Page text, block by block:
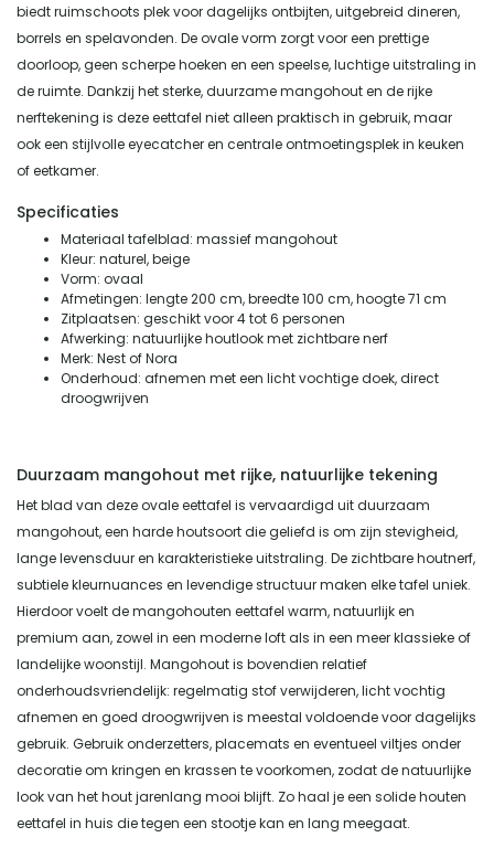
biedt ruimschoots plek voor dagelijks ontbijten, uitgebreid dineren,
borrels en spelavonden. De ovale vorm zorgt voor een prettige
doorloop, geen scherpe hoeken en een speelse, luchtige uitstraling in
de ruimte. Dankzij het sterke, duurzame mangohout en de rijke
nerftekening is deze eettafel niet alleen praktisch in gebruik, maar
ook een stijlvolle eyecatcher en centrale ontmoetingsplek in keuken
of eetkamer.
Specificaties
Materiaal tafelblad: massief mangohout
Kleur: naturel, beige
Vorm: ovaal
Afmetingen: lengte 200 cm, breedte 100 cm, hoogte 71 cm
Zitplaatsen: geschikt voor 4 tot 6 personen
Afwerking: natuurlijke houtlook met zichtbare nerf
Merk: Nest of Nora
Onderhoud: afnemen met een licht vochtige doek, direct
droogwrijven
Duurzaam mangohout met rijke, natuurlijke tekening
Het blad van deze ovale eettafel is vervaardigd uit duurzaam
mangohout, een harde houtsoort die geliefd is om zijn stevigheid,
lange levensduur en karakteristieke uitstraling. De zichtbare houtnerf,
subtiele kleurnuances en levendige structuur maken elke tafel uniek.
Hierdoor voelt de mangohouten eettafel warm, natuurlijk en
premium aan, zowel in een moderne loft als in een meer klassieke of
landelijke woonstijl. Mangohout is bovendien relatief
onderhoudsvriendelijk: regelmatig stof verwijderen, licht vochtig
afnemen en goed droogwrijven is meestal voldoende voor dagelijks
gebruik. Gebruik onderzetters, placemats en eventueel viltjes onder
decoratie om kringen en krassen te voorkomen, zodat de natuurlijke
look van het hout jarenlang mooi blijft. Zo haal je een solide houten
eettafel in huis die tegen een stootje kan en lang meegaat.